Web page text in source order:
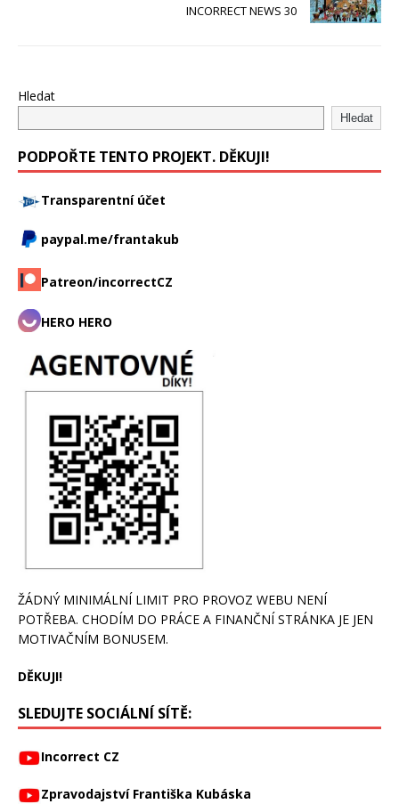
INCORRECT NEWS 30
Hledat
Hledat
PODPOŘTE TENTO PROJEKT. DĚKUJI!
Transparentní účet
paypal.me/frantakub
Patreon/incorrectCZ
HERO HERO
ŽÁDNÝ MINIMÁLNÍ LIMIT PRO PROVOZ WEBU NENÍ
POTŘEBA. CHODÍM DO PRÁCE A FINANČNÍ STRÁNKA JE JEN
MOTIVAČNÍM BONUSEM.
DĚKUJI!
SLEDUJTE SOCIÁLNÍ SÍTĚ:
Incorrect CZ
Zpravodajství Františka Kubáska